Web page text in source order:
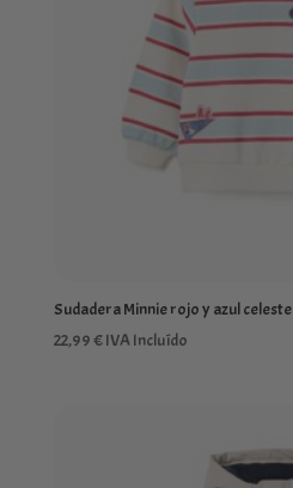
Sudadera Minnie rojo y azul celeste
22,99€IVA Incluído